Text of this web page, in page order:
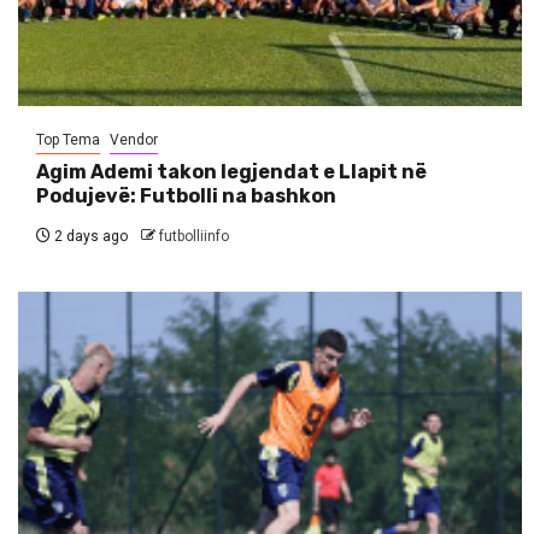
Top Tema Vendor
Agim Ademi takon legjendat e Llapit në
Podujevë: Futbolli na bashkon
2 days ago futbolliinfo